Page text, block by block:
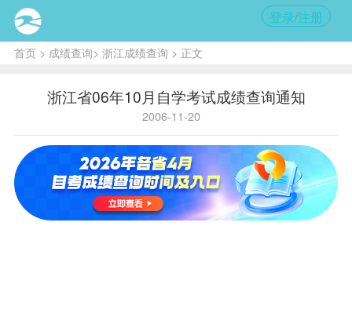
登录/注册
首页> 成绩查询> 浙江成绩查询 > 正文
浙江省06年10月自学考试成绩查询通知
2006-11-20
核心提
20日起
考生可以
拨打声讯